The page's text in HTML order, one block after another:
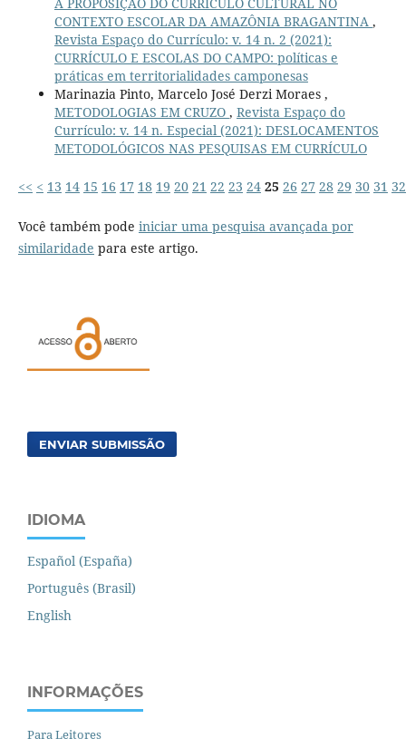
CONTEXTO ESCOLAR DA AMAZÔNIA BRAGANTINA ,
Revista Espaço do Currículo: v. 14 n. 2 (2021):
CURRÍCULO E ESCOLAS DO CAMPO: políticas e
práticas em territorialidades camponesas
Marinazia Pinto, Marcelo José Derzi Moraes ,
METODOLOGIAS EM CRUZO , Revista Espaço do
Currículo: v. 14 n. Especial (2021): DESLOCAMENTOS
METODOLÓGICOS NAS PESQUISAS EM CURRÍCULO
<< < 13 14 15 16 17 18 19 20 21 22 23 24 25 26 27 28 29 30 31 32
Você também pode iniciar uma pesquisa avançada por
similaridade para este artigo.
ENVIAR SUBMISSÃO
IDIOMA
Español (España)
Português (Brasil)
English
INFORMAÇÕES
Para Leitores